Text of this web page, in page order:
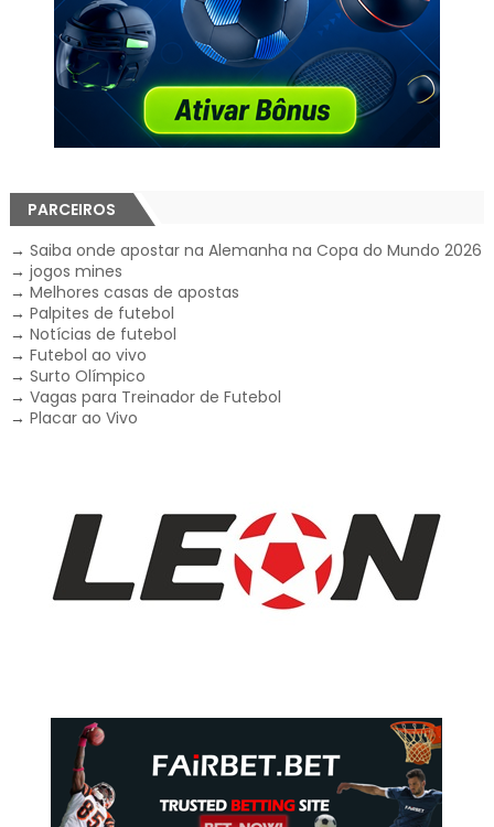
PARCEIROS
→ Saiba onde apostar na Alemanha na Copa do Mundo 2026
→ jogos mines
→ Melhores casas de apostas
→ Palpites de futebol
→ Notícias de futebol
→ Futebol ao vivo
→ Surto Olímpico
→ Vagas para Treinador de Futebol
→ Placar ao Vivo